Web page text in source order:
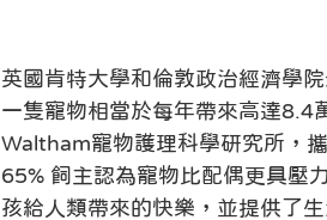
英國肯特大學和倫敦政治經濟學
一隻寵物相當於每年帶來高達8.4
Waltham寵物護理科學研究所，
65% 飼主認為寵物比配偶更具壓
孩給人類帶來的快樂，並提供了